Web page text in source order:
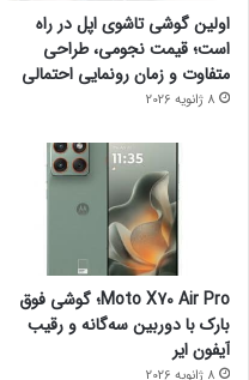
اولین گوشی تاشوی اپل در راه
است؛ قیمت نجومی، طراحی
متفاوت و زمان رونمایی احتمالی
8 ژانویه 2026
Moto X70 Air Pro؛ گوشی فوق
بارک با دوربین سه‌گانه و رقیب
آیفون ایر
8 ژانویه 2026